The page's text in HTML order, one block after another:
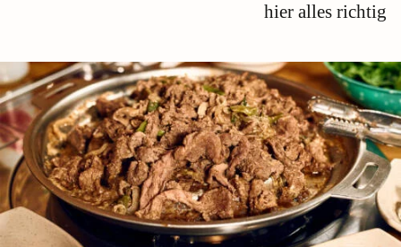
hier alles richtig